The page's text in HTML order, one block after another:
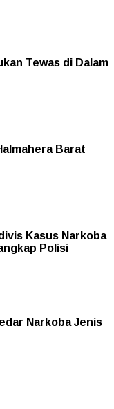
Tewas di Dalam
Barat
Kasus Narkoba
Polisi
Narkoba Jenis